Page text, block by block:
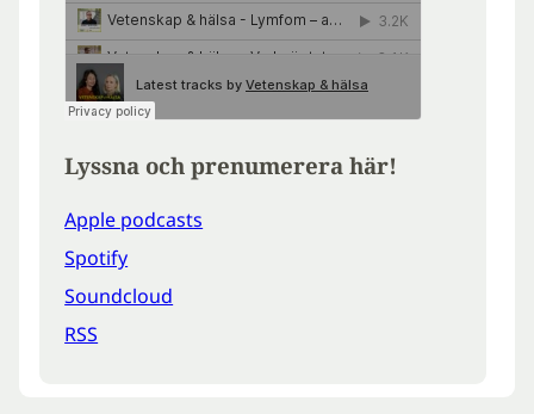
Lyssna och prenumerera här!
Apple podcasts
Spotify
Soundcloud
RSS